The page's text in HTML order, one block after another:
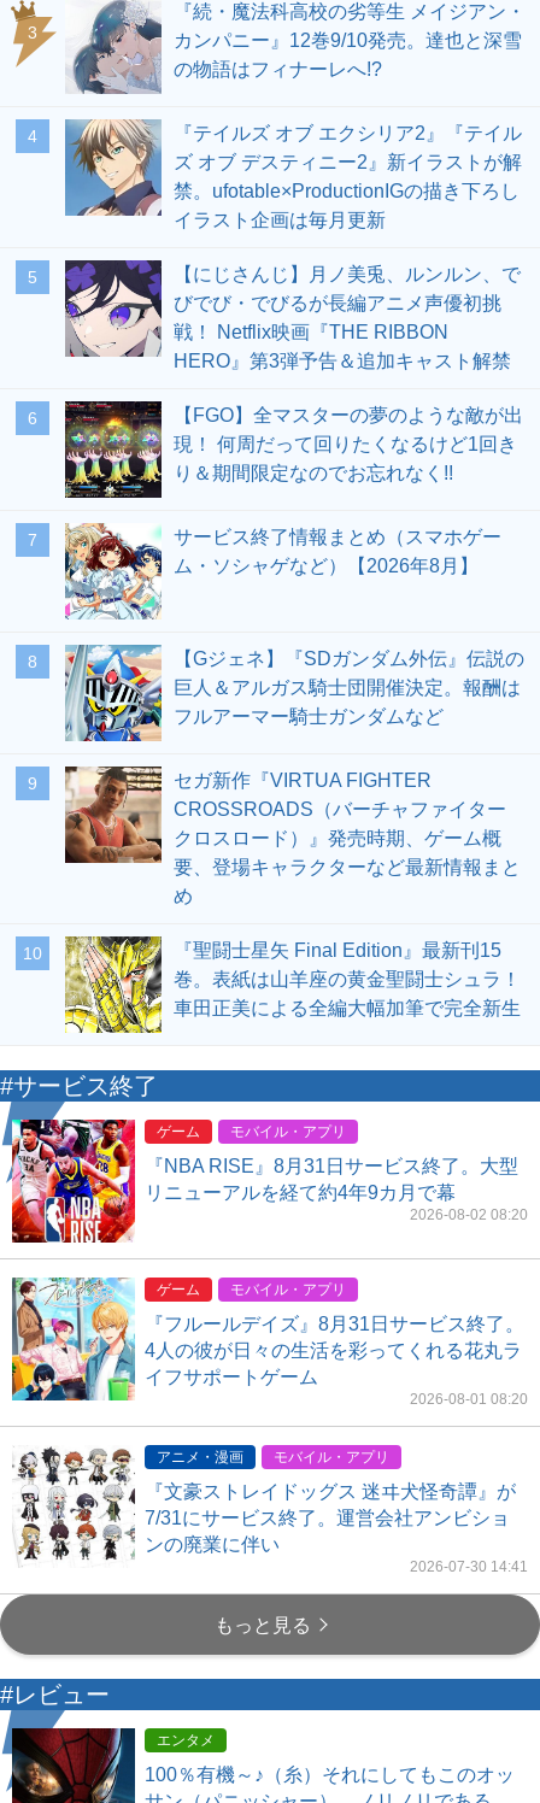
3
『続・魔法科高校の劣等生 メイジアン・
カンパニー』12巻9/10発売。達也と深雪
の物語はフィナーレへ!?
4
『テイルズ オブ エクシリア2』『テイル
ズ オブ デスティニー2』新イラストが解
禁。ufotable×ProductionIGの描き下ろし
イラスト企画は毎月更新
5
【にじさんじ】月ノ美兎、ルンルン、で
びでび・でびるが長編アニメ声優初挑
戦！ Netflix映画『THE RIBBON
HERO』第3弾予告＆追加キャスト解禁
6
【FGO】全マスターの夢のような敵が出
現！ 何周だって回りたくなるけど1回き
り＆期間限定なのでお忘れなく!!
7
サービス終了情報まとめ（スマホゲー
ム・ソシャゲなど）【2026年8月】
8
【Gジェネ】『SDガンダム外伝』伝説の
巨人＆アルガス騎士団開催決定。報酬は
フルアーマー騎士ガンダムなど
9
セガ新作『VIRTUA FIGHTER
CROSSROADS（バーチャファイター
クロスロード）』発売時期、ゲーム概
要、登場キャラクターなど最新情報まと
め
10
『聖闘士星矢 Final Edition』最新刊15
巻。表紙は山羊座の黄金聖闘士シュラ！
車田正美による全編大幅加筆で完全新生
#サービス終了
ゲーム モバイル・アプリ
『NBA RISE』8月31日サービス終了。大型
リニューアルを経て約4年9カ月で幕
2026-08-02 08:20
ゲーム モバイル・アプリ
『フルールデイズ』8月31日サービス終了。
4人の彼が日々の生活を彩ってくれる花丸ラ
イフサポートゲーム
2026-08-01 08:20
アニメ・漫画 モバイル・アプリ
『文豪ストレイドッグス 迷ヰ犬怪奇譚』が
7/31にサービス終了。運営会社アンビショ
ンの廃業に伴い
2026-07-30 14:41
もっと見る
#レビュー
エンタメ
100％有機～♪（糸）それにしてもこのオッ